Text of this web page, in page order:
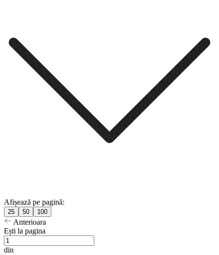
Afișează pe pagină:
25 50 100
Anterioara
Ești la pagina
din